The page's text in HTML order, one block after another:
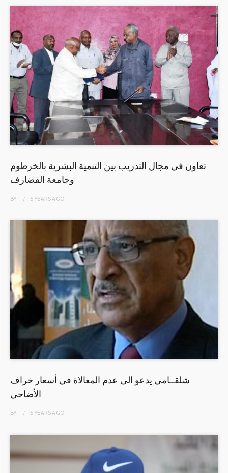
تعاون في مجال التدريب بين التنمية البشرية بالخرطوم
وجامعة القضارف
BY 5 YEARSAGO
شلقــامي يدعو الى عدم المغالاة في أسعار خراف
الأضاحي
BY 5 YEARSAGO